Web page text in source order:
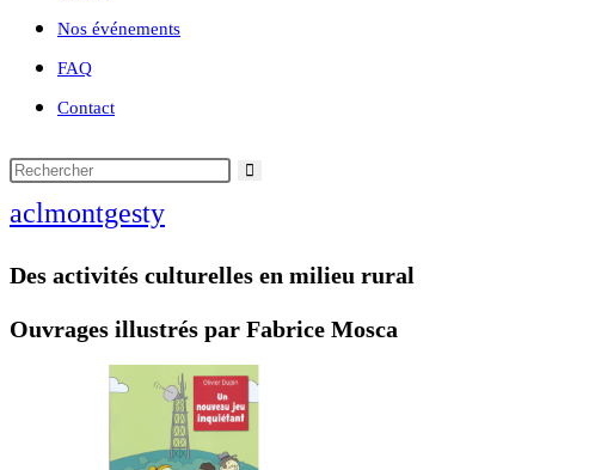
Nos événements
FAQ
Contact
aclmontgesty
Des activités culturelles en milieu rural
Ouvrages illustrés par Fabrice Mosca